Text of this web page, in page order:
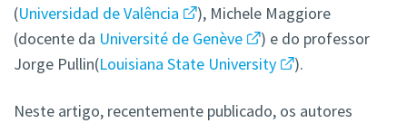
(Universidad de Valência
), Michele Maggiore
(docente da Université de Genève
) e do professor
Jorge Pullin(Louisiana State University ).
Neste artigo, recentemente publicado, os autores